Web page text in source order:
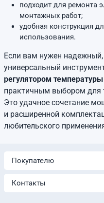
подходит для ремонта
монтажных работ;
удобная конструкция
использования.
Если вам нужен
универсальный
регулятором
практичным выбором для
Это удачное сочетание
и расширенной
любительского
Покупателю
Контакты